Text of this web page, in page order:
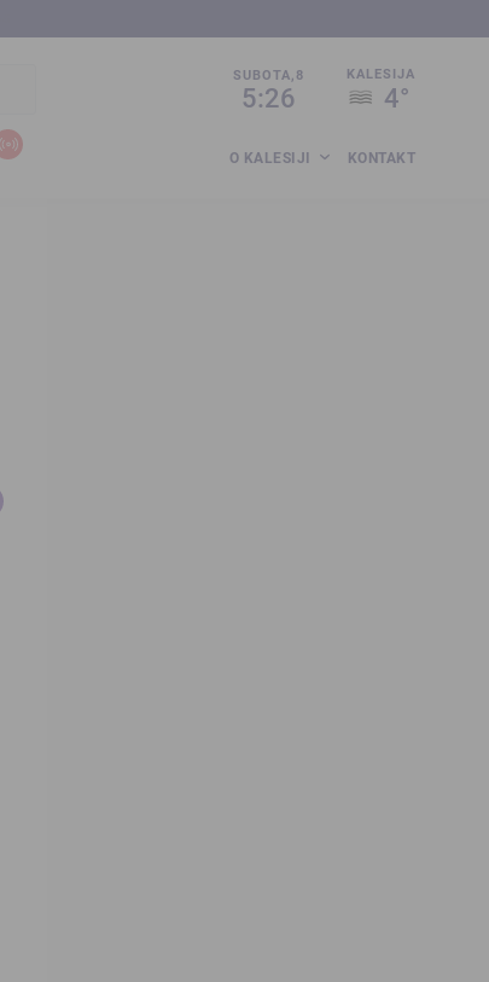
SUBOTA,8
5:26
KALESIJA
4°
O KALESIJI KONTAKT